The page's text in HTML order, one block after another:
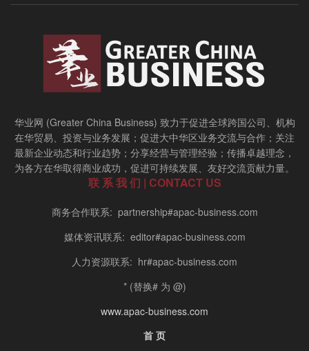
华业网 (Greater China Business) 致力于促进全球跨国公司、机构
在华贸易、投资与业务发展；促进大中华区业务交流与合作；关注
最新企业动态和行业趋势；分享经营与管理经验；传播卓越理念，
为各方在华取得商业成功，促进可持续发展、友好交流贡献力量。
联 系 我 们 | CONTACT US
商务合作联系: partnership#apac-business.com
媒体资讯联系: editor#apac-business.com
人力资源联系: hr#apac-business.com
* (替换# 为 @)
www.apac-business.com
首 页